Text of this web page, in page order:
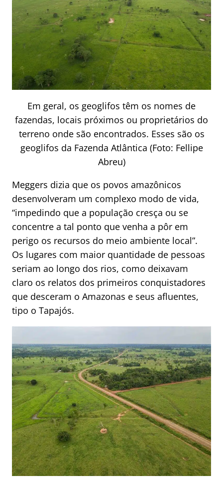
Em geral, os geoglifos têm os nomes de
fazendas, locais próximos ou proprietários do
terreno onde são encontrados. Esses são os
geoglifos da Fazenda Atlântica (Foto: Fellipe
Abreu)
Meggers dizia que os povos amazônicos
desenvolveram um complexo modo de vida,
“impedindo que a população cresça ou se
concentre a tal ponto que venha a pôr em
perigo os recursos do meio ambiente local”.
Os lugares com maior quantidade de pessoas
seriam ao longo dos rios, como deixavam
claro os relatos dos primeiros conquistadores
que desceram o Amazonas e seus afluentes,
tipo o Tapajós.